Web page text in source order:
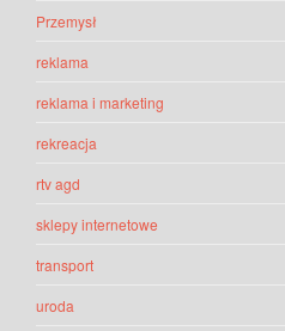
Przemysł
reklama
reklama i marketing
rekreacja
rtv agd
sklepy internetowe
transport
uroda